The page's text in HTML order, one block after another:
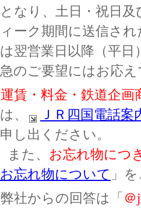
となり、土日・祝日
ィーク期間に送信さ
は翌営業日以降（平
急のご要望にはお応
運賃・料金・鉄道企
は、
ＪＲ四国電話
申し出ください。
また、 お忘れ物につ
お忘れ物について 」
弊社からの回答は「 ＠